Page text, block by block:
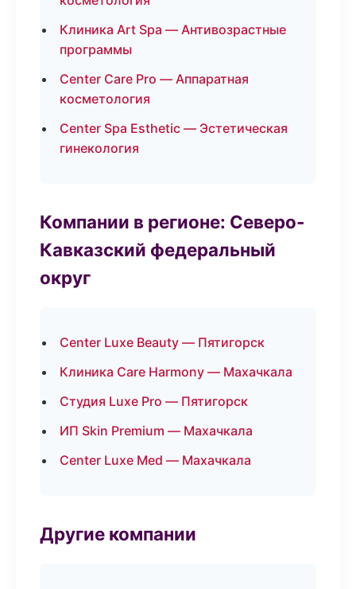
Клиника Art Spa — Антивозрастные
программы
Center Care Pro — Аппаратная
косметология
Center Spa Esthetic — Эстетическая
гинекология
Компании в регионе: Северо-
Кавказский федеральный
округ
Center Luxe Beauty — Пятигорск
Клиника Care Harmony — Махачкала
Студия Luxe Pro — Пятигорск
ИП Skin Premium — Махачкала
Center Luxe Med — Махачкала
Другие компании